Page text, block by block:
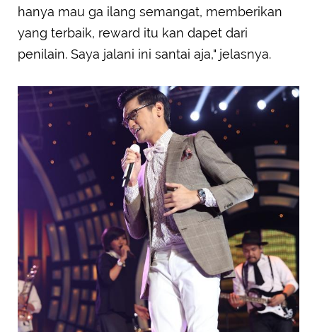
hanya mau ga ilang semangat, memberikan
yang terbaik, reward itu kan dapet dari
penilain. Saya jalani ini santai aja," jelasnya.